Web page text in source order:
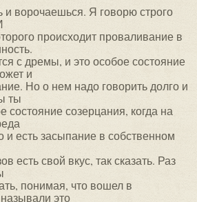
и ворочаешься. Я говорю строго
происходит проваливание в
с дремы, и это особое состояние
и
Но о нем надо говорить долго и
ты
состояние созерцания, когда на
и есть засыпание в собственном
есть свой вкус, так сказать. Раз
понимая, что вошел в
это